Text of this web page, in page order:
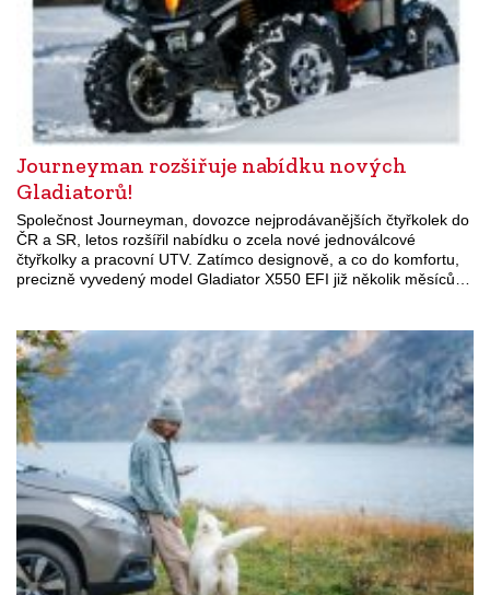
Journeyman rozšiřuje nabídku nových
Gladiatorů!
Společnost Journeyman, dovozce nejprodávanějších čtyřkolek do
ČR a SR, letos rozšířil nabídku o zcela nové jednoválcové
čtyřkolky a pracovní UTV. Zatímco designově, a co do komfortu,
precizně vyvedený model Gladiator X550 EFI již několik měsíců…